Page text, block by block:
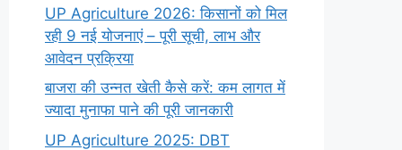
UP Agriculture 2026: किसानों को मिल
रही 9 नई योजनाएं – पूरी सूची, लाभ और
आवेदन प्रक्रिया
बाजरा की उन्नत खेती कैसे करें: कम लागत में
ज्यादा मुनाफा पाने की पूरी जानकारी
UP Agriculture 2025: DBT